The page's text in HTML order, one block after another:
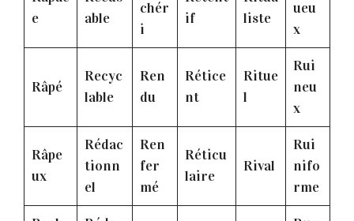
e
able
chér
i
if
liste
ueu
x
Râpé
Recyc
lable
Ren
du
Rétice
nt
Ritue
l
Rui
neu
x
Râpe
ux
Rédac
tionn
el
Ren
fer
mé
Réticu
laire
Rival
Rui
nifo
rme